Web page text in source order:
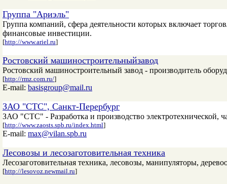
Группа "Ариэль"
Группа компаний, сфера деятельности которых включает
финансовые инвестиции.
[http://www.ariel.ru]
Ростовский машиностроительныйзавод
Ростовский машиностроительный завод - производитель
[http://rmz.com.ru/]
E-mail: basisgroup@mail.ru
ЗАО "СTC", Санкт-Перербург
ЗАО "СTC" - Разработка и производство
[http://www.zaosts.spb.ru/index.html]
E-mail: max@vilan.spb.ru
Лесовозы и лесозаготовительная техника
Лесозаготовительная техника, лесовозы, манипуляторы,
[http://lesovoz.newmail.ru]